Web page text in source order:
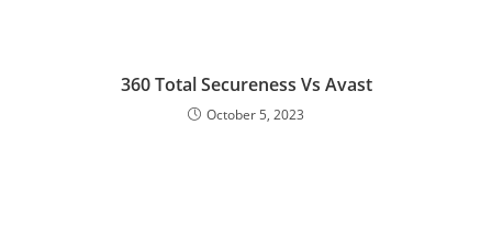
360 Total Secureness Vs Avast
October 5, 2023